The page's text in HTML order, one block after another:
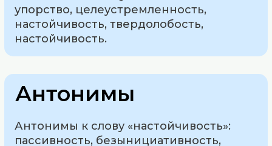
упорство, целеустремленность,
настойчивость, твердолобость,
настойчивость.
Антонимы
Антонимы к слову «настойчивость»:
пассивность, безынициативность,